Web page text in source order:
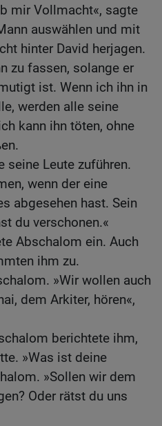
mir Vollmacht«, sagte
auswählen und mit
hinter David herjagen.
zu fassen, solange er
ist. Wenn ich ihn in
werden alle seine
kann ihn töten, ohne
seine Leute zuführen.
wenn der eine
abgesehen hast. Sein
du verschonen.«
Abschalom ein. Auch
ihm zu.
»Wir wollen auch
dem Arkiter, hören«,
berichtete ihm,
»Was ist deine
»Sollen wir dem
Oder rätst du uns